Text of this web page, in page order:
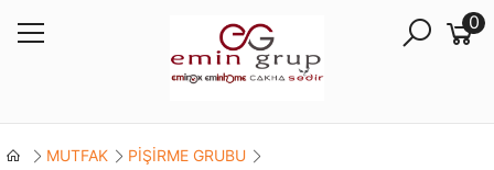
0
MUTFAK
PİŞİRME GRUBU